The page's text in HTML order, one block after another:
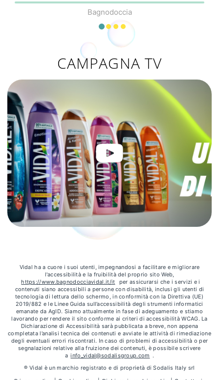
Bagnodoccia
CAMPAGNA TV
Vidal ha a cuore i suoi utenti, impegnandosi a facilitare e migliorare
l'accessibilità e la fruibilità del proprio sito Web,
https://www.bagnodocciavidal.it/it
per assicurarsi che i servizi e i
contenuti siano accessibili a persone con disabilità, inclusi gli utenti di
tecnologia di lettura dello schermo, in conformità con la Direttiva (UE)
2019/882 e le Linee Guida sull’accessibilità degli strumenti informatici
emanate da AgID. Siamo attualmente in fase di adeguamento e stiamo
lavorando per rendere il sito conforme ai criteri di accessibilità WCAG. La
Dichiarazione di Accessibilità sarà pubblicata a breve, non appena
completata l’analisi tecnica dei contenuti e avviate le attività di rimediazione
degli eventuali errori riscontrati. In caso di problemi di accessibilità o per
segnalazioni relative alla fruizione dei contenuti, è possibile scrivere
a info_vidal@sodalisgroup.com .
® Vidal è un marchio registrato e di proprietà di Sodalis Italy srl